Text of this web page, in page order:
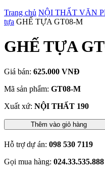
Trang chủ NỘI THẤT VĂN
tựa GHẾ TỰA GT08-M
GHẾ TỰA
Giá bán: 625.000 VNĐ
Mã sản phẩm: GT08-M
Xuất xứ: NỘI THẤT 190
Thêm vào giỏ hàng
Hỗ trợ dự án: 098 530 7119
Gọi mua hàng: 024.33.535.888